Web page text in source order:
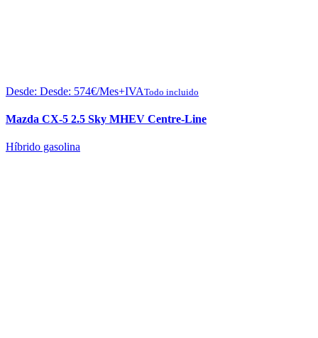
Desde: Desde: 574€/Mes+IVATodo incluido
Mazda CX-5 2.5 Sky MHEV Centre-Line
Híbrido gasolina